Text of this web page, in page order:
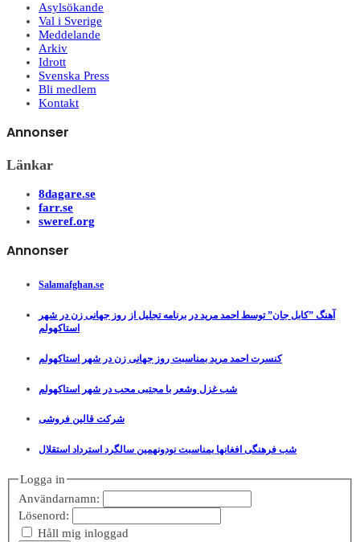
Asylsökande
Val i Sverige
Meddelande
Arkiv
Idrott
Svenska Press
Bli medlem
Kontakt
Annonser
Länkar
8dagare.se
farr.se
sweref.org
Annonser
Salamafghan.se
آهنگ ”کابل جان” توسط احمد مرید در برنامه تجلیل از روز جهانی زن در شهر
استاکهولم
کنسرت احمد مرید بمناسبت روز جهانی زن در شهر استاکهولم
شب غزل وشعر با مجتبی محب در شهر استاکهولم
شرکت قالین فروشی
شب فرهنگی افغانها بمناسبت نودونهمین سالگرد استرداد استقلال
Logga in
Användarnamn:
Lösenord:
Håll mig inloggad